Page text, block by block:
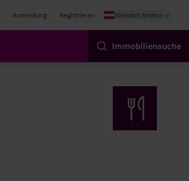
Anmeldung Registrieren Standort ändern
Immobiliensuche